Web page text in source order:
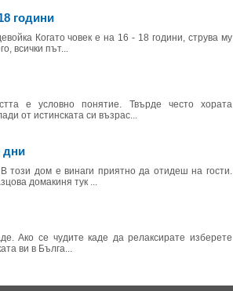
години
Когато човек е на 16 - 18 години, струва му
всички път...
е условно понятие. Твърде често хората
от истинската си възрас...
дни
този дом е винаги приятно да отидеш на гости.
домакиня тук ...
Ако се чудите каде да релаксирате изберете
ви в Бълга...